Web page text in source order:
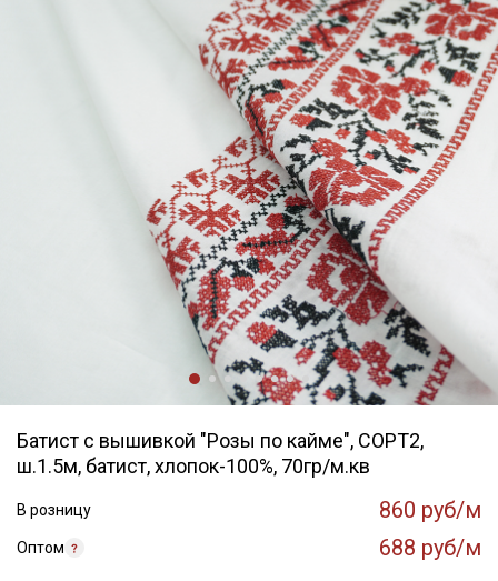
Батист с вышивкой "Розы по кайме", СОРТ2,
ш.1.5м, батист, хлопок-100%, 70гр/м.кв
В розницу 860 руб/м
Оптом 688 руб/м